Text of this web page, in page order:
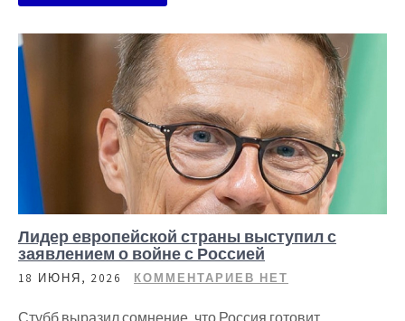
Лидер европейской страны выступил с
заявлением о войне с Россией
18 ИЮНЯ, 2026 КОММЕНТАРИЕВ НЕТ